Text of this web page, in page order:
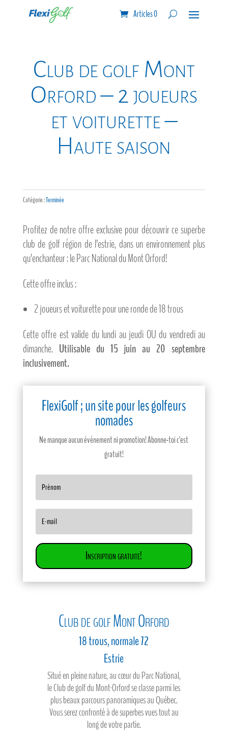
Articles 0
Club de golf Mont
Orford – 2 joueurs
et voiturette –
Haute saison
Catégorie :Terminée
Profitez de notre offre exclusive pour découvrir ce superbe
club de golf région de l’estrie, dans un environnement plus
qu’enchanteur : le Parc National du Mont Orford!
Cette offre inclus :
2 joueurs et voiturette pour une ronde de 18 trous
Cette offre est valide du lundi au jeudi OU du vendredi au
dimanche. Utilisable du 15 juin au 20 septembre
inclusivement.
FlexiGolf ; un site pour les golfeurs
nomades
Ne manque aucun événement ni promotion! Abonne-toi c'est
gratuit!
Inscription gratuite!
Club de golf Mont Orford
18 trous, normale 72
Estrie
Situé en pleine nature, au cœur du Parc National,
le Club de golf du Mont-Orford se classe parmi les
plus beaux parcours panoramiques au Québec.
Vous serez confronté à de superbes vues tout au
long de votre partie.